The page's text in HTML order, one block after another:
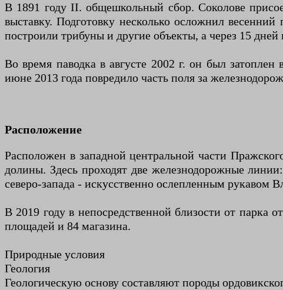
В 1891 году II. общешкольный сбор. Соколове
выставку. Подготовку несколько осложнил
построили трибуны и другие объекты, а через 15
Во время паводка в августе 2002 г. он был
июне 2013 года повредило часть поля за
Расположение
Расположен в западной центральной части
долины. Здесь проходят две железнодорожные
северо-запада - искусственно ослепленным рукавом
В 2019 году в непосредственной близости от парка
площадей и 84 магазина.
Природные условия
Геология
Геологическую основу составляют породы